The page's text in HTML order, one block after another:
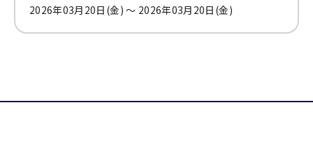
2026年03月20日(金) 〜 2026年03月20日(金)